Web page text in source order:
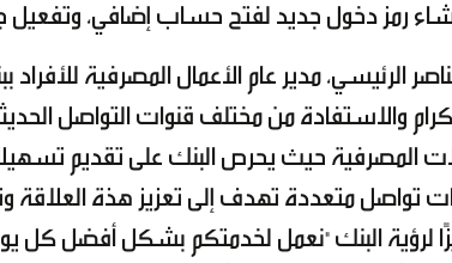
رمز دخول جديد لفتح حساب إضافي، وتفعيل
الرئيسي، مدير عام الأعمال المصرفية
الكرام والاستفادة من مختلف قنوات التواصل
المصرفية حيث يحرص البنك على تقديم
تواصل متعددة تهدف إلى تعزيز هذة العلاقة
لرؤية البنك "نعمل لخدمتكم بشكل أفضل كل